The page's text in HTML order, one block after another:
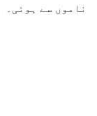
ناموں سے ہوئی۔